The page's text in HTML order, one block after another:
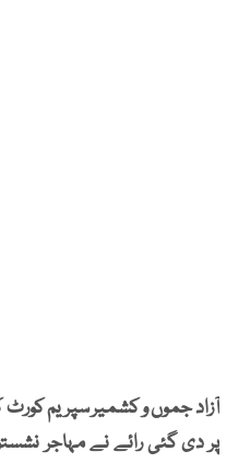
پر دی گئی رائے نے مہاجر